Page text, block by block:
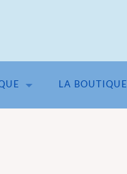
LA BOUTIQUE